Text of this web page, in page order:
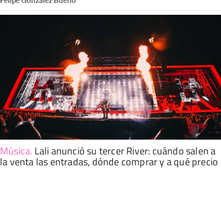
Música. Lali anunció su tercer River: cuándo salen a
la venta las entradas, dónde comprar y a qué precio